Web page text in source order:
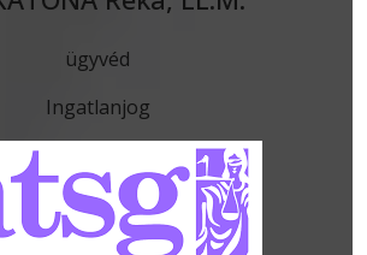
ügyvéd
Ingatlanjog